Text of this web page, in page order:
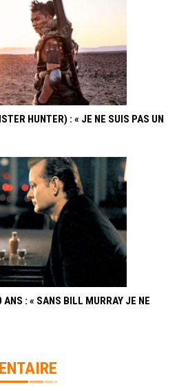
HUNTER) : « JE NE SUIS PAS UN
: « SANS BILL MURRAY JE NE